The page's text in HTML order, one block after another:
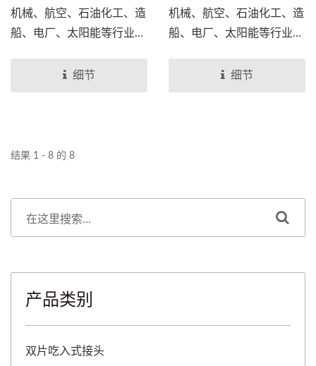
机械、航空、石油化工、造
船、电厂、太阳能等行业之
细节
机械、航空、石油化工、造
船、电厂、太阳能等行业之
细节
结果 1 - 8 的 8
产品类别
双片吃入式接头